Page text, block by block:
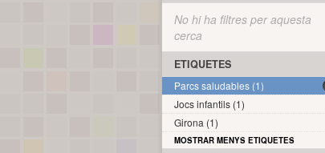
No hi ha filtres per aquesta
cerca
ETIQUETES
Parcs saludables (1)
Jocs infantils (1)
Girona (1)
MOSTRAR MENYS ETIQUETES